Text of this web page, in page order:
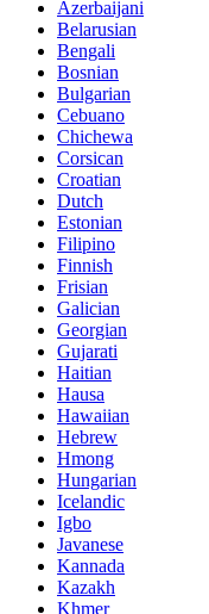
Azerbaijani
Belarusian
Bengali
Bosnian
Bulgarian
Cebuano
Chichewa
Corsican
Croatian
Dutch
Estonian
Filipino
Finnish
Frisian
Galician
Georgian
Gujarati
Haitian
Hausa
Hawaiian
Hebrew
Hmong
Hungarian
Icelandic
Igbo
Javanese
Kannada
Kazakh
Khmer